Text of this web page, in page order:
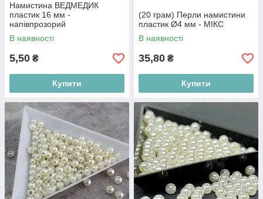
Намистина ВЕДМЕДИК
пластик 16 мм -
напівпрозорий
В наявності
5,50 ₴
Купити
(20 грам) Перли намистини
пластик Ø4 мм - МІКС
В наявності
35,80 ₴
Купити